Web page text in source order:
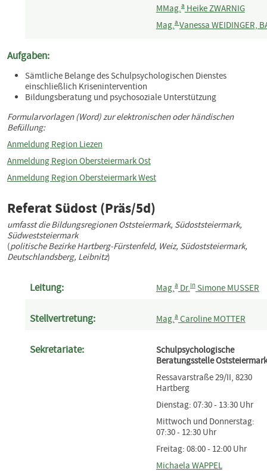
MMag.aHeike ZWARNIG
Mag.aVanessa WEIDINGER,
Aufgaben:
Sämtliche Belange des Schulpsychologischen Dienstes
einschließlich Krisenintervention
Bildungsberatung und psychosoziale Unterstützung
Formularvorlagen (Word) zur elektronischen oder händischen
Befüllung:
Anmeldung Region Liezen
Anmeldung Region Obersteiermark Ost
Anmeldung Region Obersteiermark West
Referat Südost (Präs/5d)
umfasst die Bildungsregionen Oststeiermark, Südoststeiermark,
Südweststeiermark
(politische Bezirke Hartberg‐Fürstenfeld, Weiz, Südoststeiermark,
Deutschlandsberg, Leibnitz)
Leitung: Mag.aDr.inSimone MUSSER
Stellvertretung: Mag.aCaroline MOTTER
Sekretariate:
Schulpsychologische
Beratungsstelle Oststeiermark
Ressavarstraße 29/II, 8230
Hartberg
Dienstag: 07:30 - 13:30 Uhr
Mittwoch und Donnerstag:
07:30 - 12:30 Uhr
Freitag: 08:00 - 12:00 Uhr
Michaela WAPPEL